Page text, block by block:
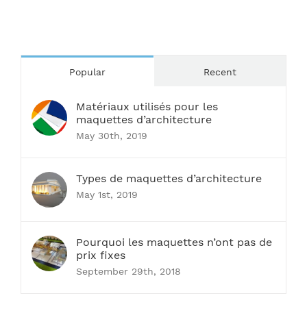
Popular Recent
Matériaux utilisés pour les
maquettes d’architecture
May 30th, 2019
Types de maquettes d’architecture
May 1st, 2019
Pourquoi les maquettes n’ont pas de
prix fixes
September 29th, 2018